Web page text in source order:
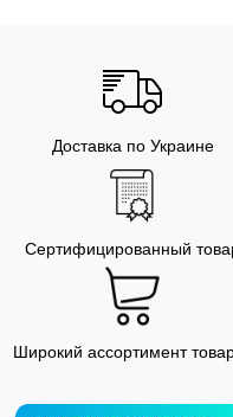
Доставка по Украине
Сертифицированный
Широкий ассортимент